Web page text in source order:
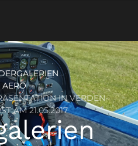
AERO
IN VERDEN-
AM 21.05.2017